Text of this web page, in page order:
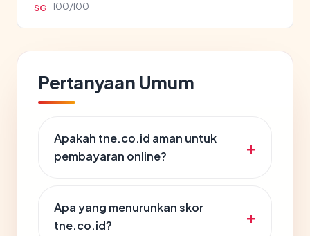
SG 100/100
Pertanyaan Umum
Apakah tne.co.id aman untuk
pembayaran online?
Apa yang menurunkan skor
tne.co.id?